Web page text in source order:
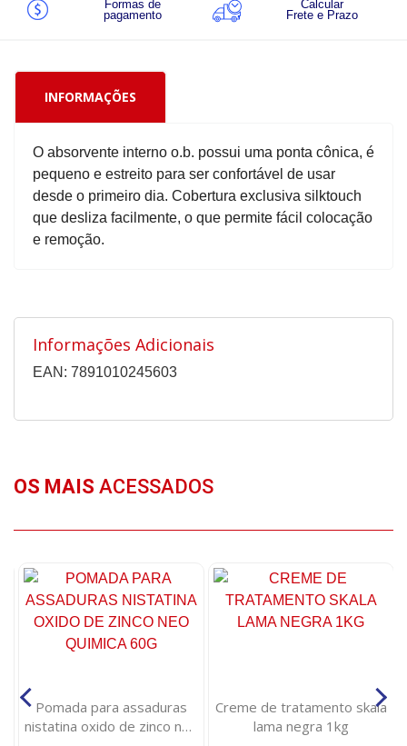
Formas de
pagamento
Calcular
Frete e Prazo
INFORMAÇÕES
O absorvente interno o.b. possui uma ponta cônica, é
pequeno e estreito para ser confortável de usar
desde o primeiro dia. Cobertura exclusiva silktouch
que desliza facilmente, o que permite fácil colocação
e remoção.
Informações Adicionais
EAN: 7891010245603
OS MAIS ACESSADOS
Pomada para assaduras
nistatina oxido de zinco neo
Creme de tratamento skala
lama negra 1kg